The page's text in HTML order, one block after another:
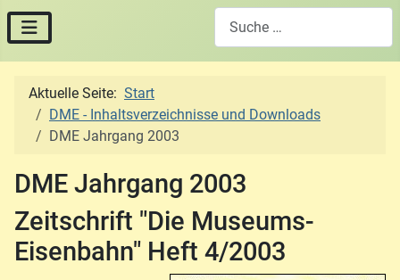
Aktuelle Seite: Start
DME - Inhaltsverzeichnisse und Downloads
DME Jahrgang 2003
DME Jahrgang 2003
Zeitschrift "Die Museums-
Eisenbahn" Heft 4/2003